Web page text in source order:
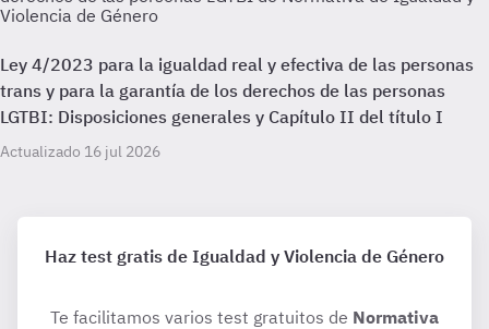
Violencia de Género
Ley 4/2023 para la igualdad real y efectiva de las personas
trans y para la garantía de los derechos de las personas
LGTBI: Disposiciones generales y Capítulo II del título I
Actualizado 16 jul 2026
Haz test gratis de Igualdad y Violencia de Género
Te facilitamos varios test gratuitos de Normativa